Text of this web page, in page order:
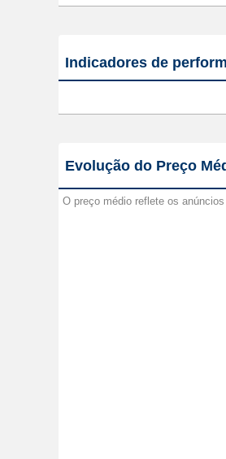
Indicadores de
Evolução do Preço
O preço médio reflete os